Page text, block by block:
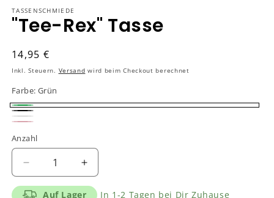
TASSENSCHMIEDE
"Tee-Rex" Tasse
Normaler
Preis
14,95 €
Inkl. Steuern. Versand wird beim Checkout berechnet
Farbe: Grün
Grün
Schwarz
Weiß
Anzahl
Verringere
die
Menge
Erhöhe
die
Menge
Auf Lager In 1-2 Tagen bei Dir Zuhause